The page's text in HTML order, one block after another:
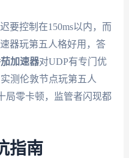
要控制在150ms以内，而
器玩第五人格好用，答
加速器对UDP有专门优
测伦敦节点玩第五人
局零卡顿，监管者闪现都
指南